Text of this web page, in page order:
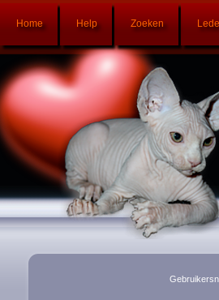
Home Help Zoeken